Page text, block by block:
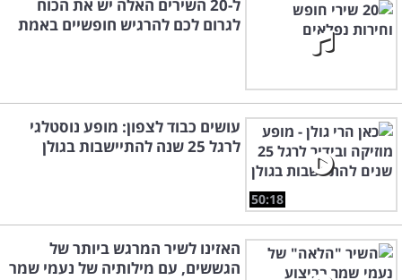
ל-20 השירים האלה יש את הכוח
לגרום לכם להרגיש חופשיים באמת
50:18
עושים כבוד לצפון: מופע נוסטלגי
לרגל 25 שנה להתיישבות בגולן
האזינו לשיר המרגש ביותר של
הגששים, עם מילותיה של נעמי שמר